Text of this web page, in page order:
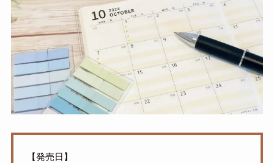
【発売日】